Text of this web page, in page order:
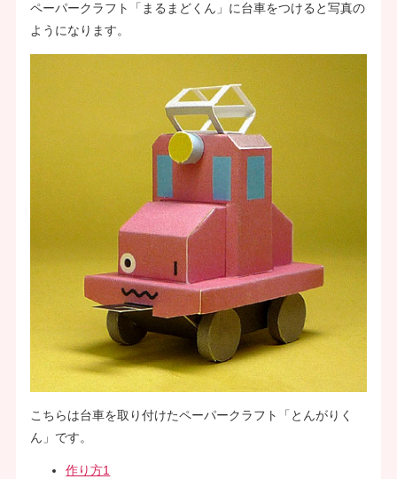
ペーパークラフト「まるまどくん」に台車をつけると写真の
ようになります。
こちらは台車を取り付けたペーパークラフト「とんがりく
ん」です。
作り方1